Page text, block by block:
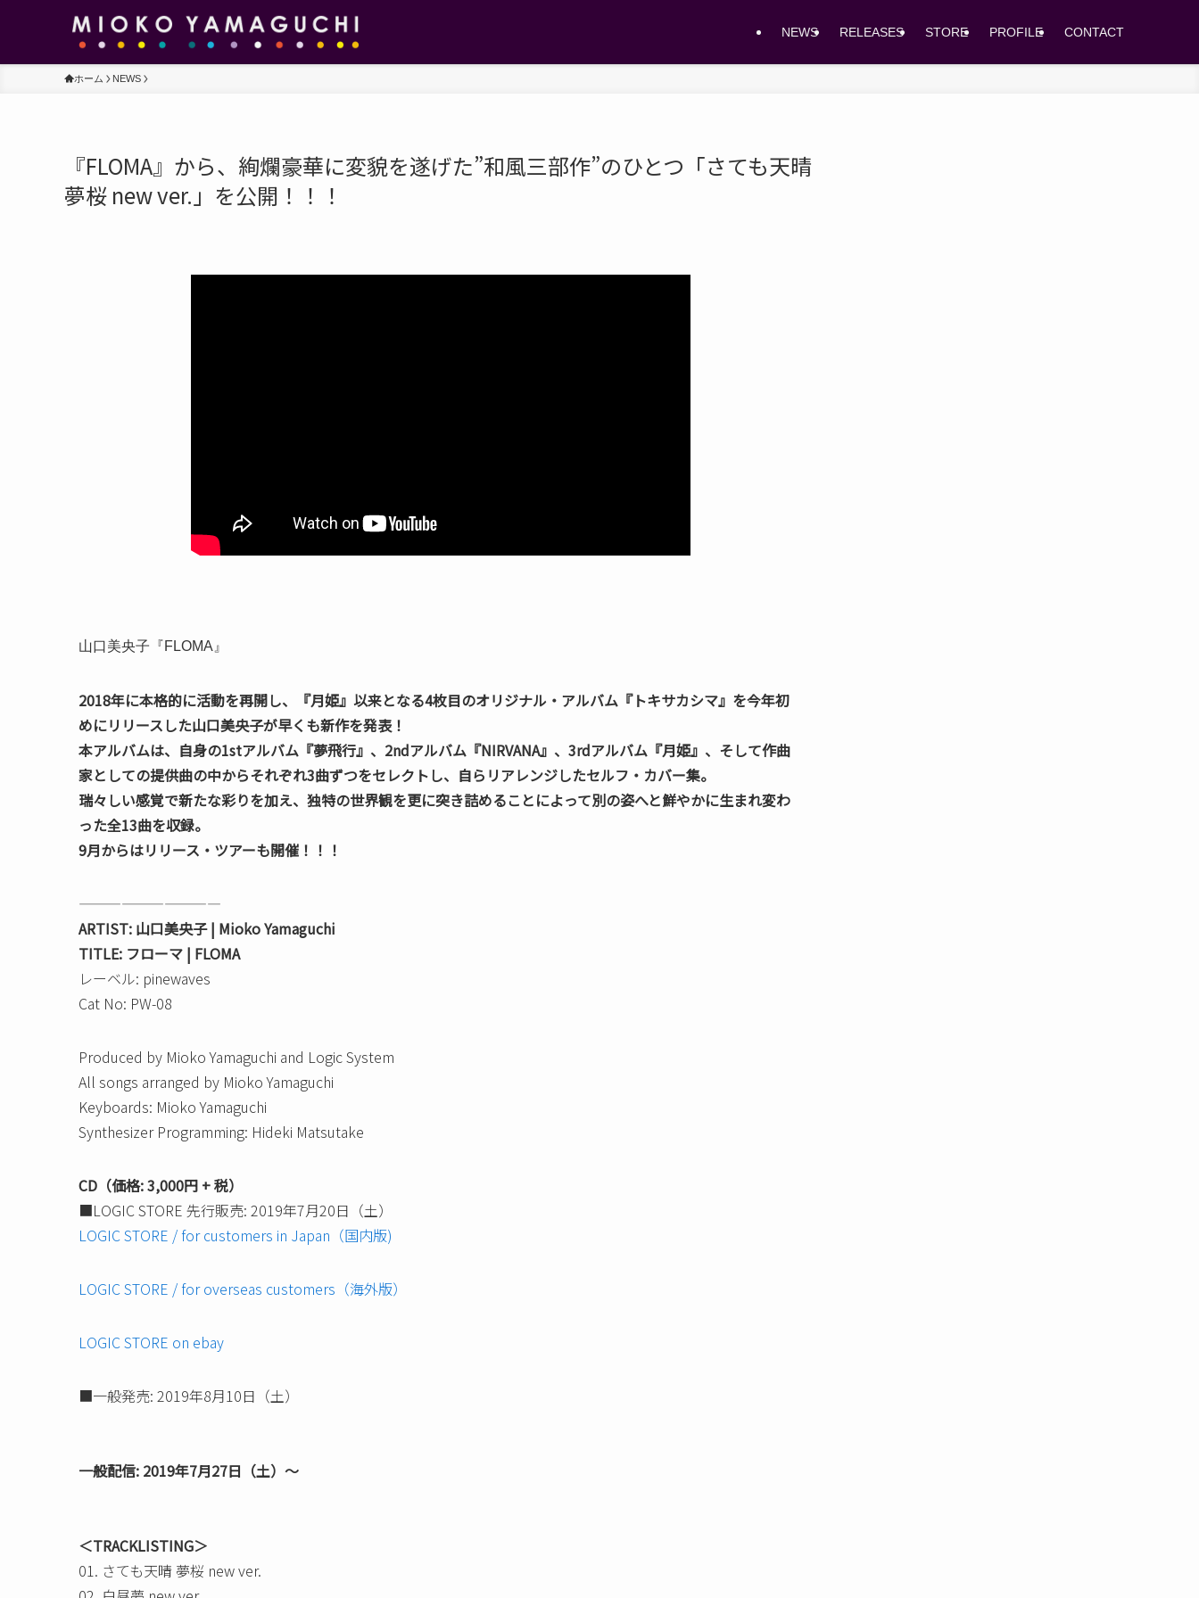
NEWS RELEASES STORE PROFILE CONTACT
ホーム NEWS
『FLOMA』から、絢爛豪華に変貌を遂げた”和風三部作”のひとつ「さても天晴
夢桜 new ver.」を公開！！！
山口美央子『FLOMA』
2018年に本格的に活動を再開し、『月姫』以来となる4枚目のオリジナル・アルバム『トキサカシマ』を今年初
めにリリースした山口美央子が早くも新作を発表！
本アルバムは、自身の1stアルバム『夢飛行』、2ndアルバム『NIRVANA』、3rdアルバム『月姫』、そして作曲
家としての提供曲の中からそれぞれ3曲ずつをセレクトし、自らリアレンジしたセルフ・カバー集。
瑞々しい感覚で新たな彩りを加え、独特の世界観を更に突き詰めることによって別の姿へと鮮やかに生まれ変わ
った全13曲を収録。
9月からはリリース・ツアーも開催！！！
——————————
ARTIST: 山口美央子 | Mioko Yamaguchi
TITLE: フローマ | FLOMA
レーベル: pinewaves
Cat No: PW-08
Produced by Mioko Yamaguchi and Logic System
All songs arranged by Mioko Yamaguchi
Keyboards: Mioko Yamaguchi
Synthesizer Programming: Hideki Matsutake
CD（価格: 3,000円 + 税）
■LOGIC STORE 先行販売: 2019年7月20日（土）
LOGIC STORE / for customers in Japan（国内版)
LOGIC STORE / for overseas customers（海外版）
LOGIC STORE on ebay
■一般発売: 2019年8月10日（土）
一般配信: 2019年7月27日（土）～
＜TRACKLISTING＞
01. さても天晴 夢桜 new ver.